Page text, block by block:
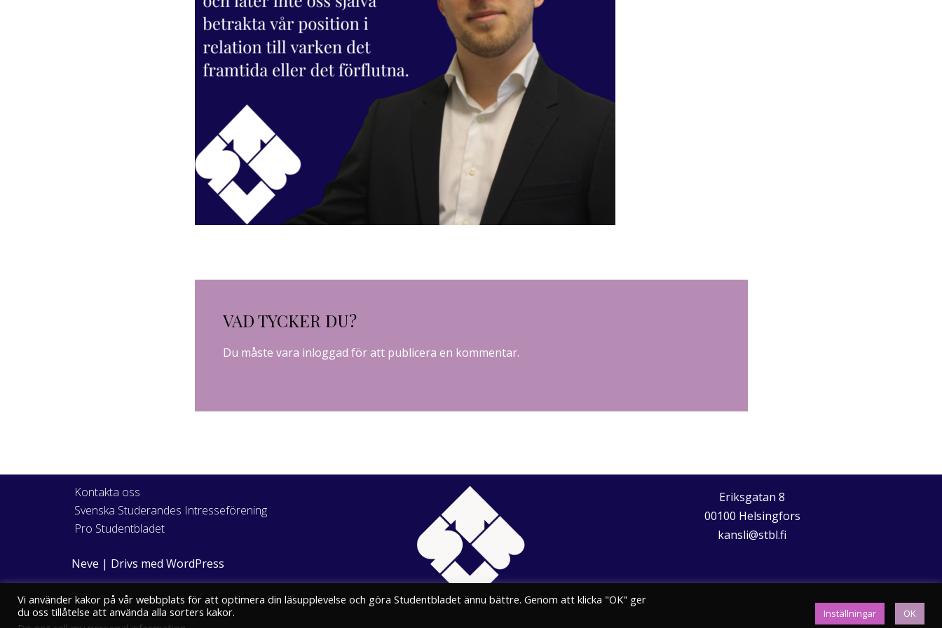
VAD TYCKER DU?
Du måste vara inloggad för att publicera en kommentar.
Kontakta oss
Svenska Studerandes Intresseförening
Pro Studentbladet
Neve | Drivs med WordPress
Eriksgatan 8
00100 Helsingfors
kansli@stbl.fi
Vi använder kakor på vår webbplats för att optimera din läsupplevelse och göra Studentbladet ännu bättre. Genom att klicka "OK" ger
du oss tillåtelse att använda alla sorters kakor.
Inställningar OK